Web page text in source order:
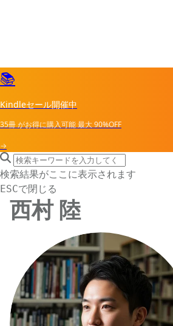
📚
Kindleセール開催中
35冊がお得に購入可能最大90%OFF
→
search icon
サイト内検索
検索結果がここに表示されます
ESCで閉じる
西村 陸